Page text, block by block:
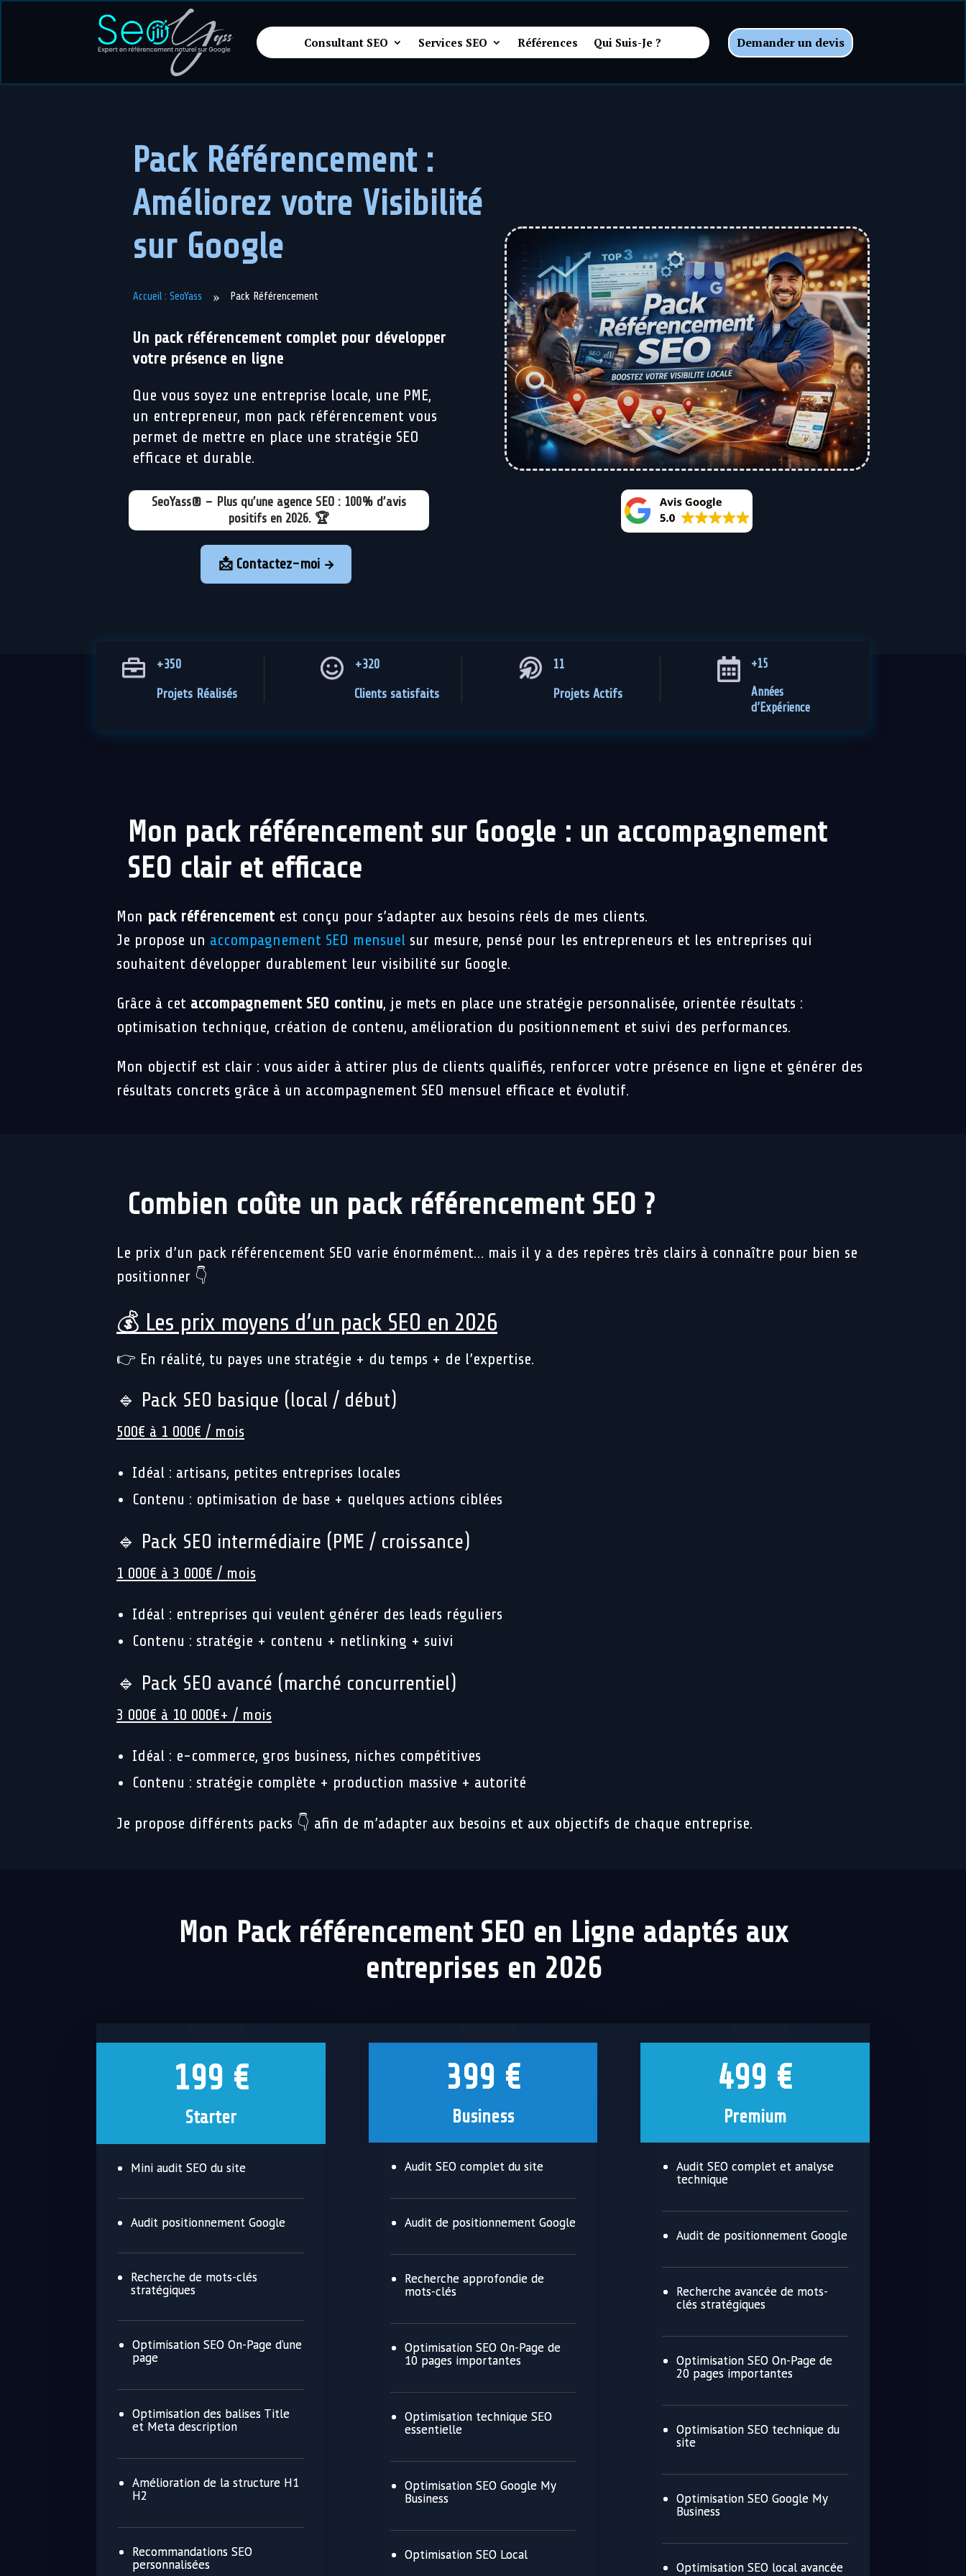
Consultant SEO Services SEO Références Qui Suis-Je ? Demander un devis
Pack Référencement :
Améliorez votre Visibilité
sur Google
Accueil : SeoYass » Pack Référencement
Un pack référencement complet pour développer
votre présence en ligne
Que vous soyez une entreprise locale, une PME,
un entrepreneur, mon pack référencement vous
permet de mettre en place une stratégie SEO
efficace et durable.
SeoYass® – Plus qu’une agence SEO : 100% d’avis
positifs en 2026. 🏆
📩 Contactez-moi 
+350
Projets Réalisés
+320
Clients satisfaits
11
Projets Actifs
+15
Années
d’Expérience
Mon pack référencement sur Google : un accompagnement
SEO clair et efficace
Mon pack référencement est conçu pour s’adapter aux besoins réels de mes clients.
Je propose un accompagnement SEO mensuel sur mesure, pensé pour les entrepreneurs et les entreprises qui
souhaitent développer durablement leur visibilité sur Google.
Grâce à cet accompagnement SEO continu, je mets en place une stratégie personnalisée, orientée résultats :
optimisation technique, création de contenu, amélioration du positionnement et suivi des performances.
Mon objectif est clair : vous aider à attirer plus de clients qualifiés, renforcer votre présence en ligne et générer des
résultats concrets grâce à un accompagnement SEO mensuel efficace et évolutif.
Combien coûte un pack référencement SEO ?
Le prix d’un pack référencement SEO varie énormément… mais il y a des repères très clairs à connaître pour bien se
positionner 👇
💰 Les prix moyens d’un pack SEO en 2026
👉 En réalité, tu payes une stratégie + du temps + de l’expertise.
🔹 Pack SEO basique (local / début)
500€ à 1 000€ / mois
Idéal : artisans, petites entreprises locales
Contenu : optimisation de base + quelques actions ciblées
🔹 Pack SEO intermédiaire (PME / croissance)
1 000€ à 3 000€ / mois
Idéal : entreprises qui veulent générer des leads réguliers
Contenu : stratégie + contenu + netlinking + suivi
🔹 Pack SEO avancé (marché concurrentiel)
3 000€ à 10 000€+ / mois
Idéal : e-commerce, gros business, niches compétitives
Contenu : stratégie complète + production massive + autorité
Je propose différents packs 👇 afin de m’adapter aux besoins et aux objectifs de chaque entreprise.
Mon Pack référencement SEO en Ligne adaptés aux
entreprises en 2026
199 €
Starter
Mini audit SEO du site
Audit positionnement Google
Recherche de mots-clés
stratégiques
Optimisation SEO On-Page d’une
page
Optimisation des balises Title
et Meta description
Amélioration de la structure H1
H2
Recommandations SEO
personnalisées
399 €
Business
Audit SEO complet du site
Audit de positionnement Google
Recherche approfondie de
mots-clés
Optimisation SEO On-Page de
10 pages importantes
Optimisation technique SEO
essentielle
Optimisation SEO Google My
Business
Optimisation SEO Local
499 €
Premium
Audit SEO complet et analyse
technique
Audit de positionnement Google
Recherche avancée de mots-
clés stratégiques
Optimisation SEO On-Page de
20 pages importantes
Optimisation SEO technique du
site
Optimisation SEO Google My
Business
Optimisation SEO local avancée